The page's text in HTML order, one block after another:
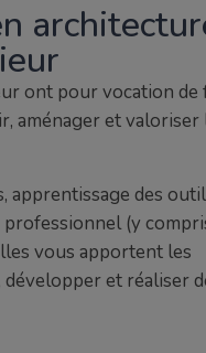
ont pour vocation
aménager et valoriser
apprentissage des
(y
vous apportent les
et réaliser